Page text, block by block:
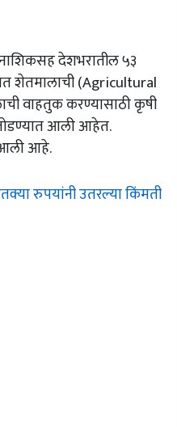
देशभरातील ५३
शेतमालाची (Agricultural
वाहतुक करण्यासाठी कृषी
आली आहेत.
आली आहे.
रुपयांनी उतरल्या किंमती